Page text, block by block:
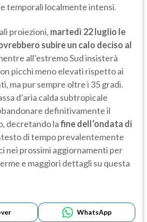
temporali localmente intensi.
proiezioni, martedì 22 luglio le
subire un calo deciso al
all’estremo Sud insisterà
picchi meno elevati rispetto ai
ma pur sempre oltre i 35 gradi.
d’aria calda subtropicale
definitivamente il
decretando lafine dell’ondata di
di tempo prevalentemente
nei prossimi aggiornamenti per
e maggiori dettagli su questa
WhatsApp